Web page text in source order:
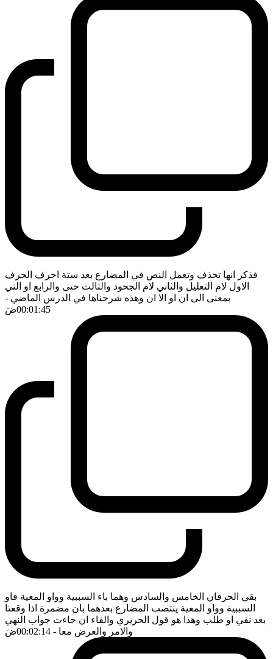
فذكر انها تحذف وتعمل النص في المضارع بعد ستة احرف الحرف
الاول لام التعليل والثاني لام الجحود والثالث حتى والرابع او التي
بمعنى الى ان او الا ان وهذه شرحناها في الدرس الماضي -
00:01:45ضَ
بقي الحرفان الخامس والسادس وهما باء السببية وواو المعية فاو
السببية وواو المعية ينتصب المضارع بعدهما بان مضمرة اذا وقعتا
بعد نفي او طلب وهذا هو قول الحريري والفاء ان جاءت جواب النهي
والامر والعرض معا - 00:02:14 ضَ